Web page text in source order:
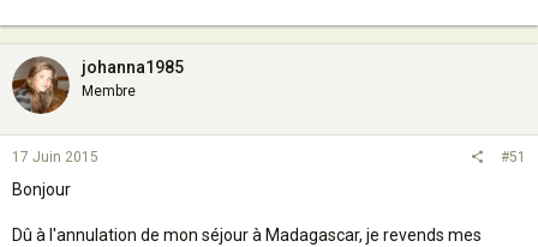
johanna1985
Membre
17 Juin 2015 #51
Bonjour
Dû à l'annulation de mon séjour à Madagascar, je revends mes